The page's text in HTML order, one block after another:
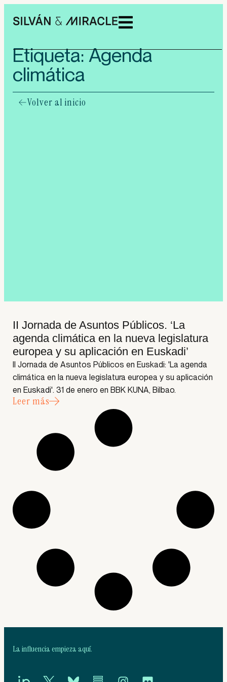
Etiqueta: Agenda
climática
Volver al inicio
II Jornada de Asuntos Públicos. ‘La
agenda climática en la nueva legislatura
europea y su aplicación en Euskadi’
II Jornada de Asuntos Públicos en Euskadi: 'La agenda
climática en la nueva legislatura europea y su aplicación
en Euskadi'. 31 de enero en BBK KUNA, Bilbao.
Leer más
La influencia empieza aquí.